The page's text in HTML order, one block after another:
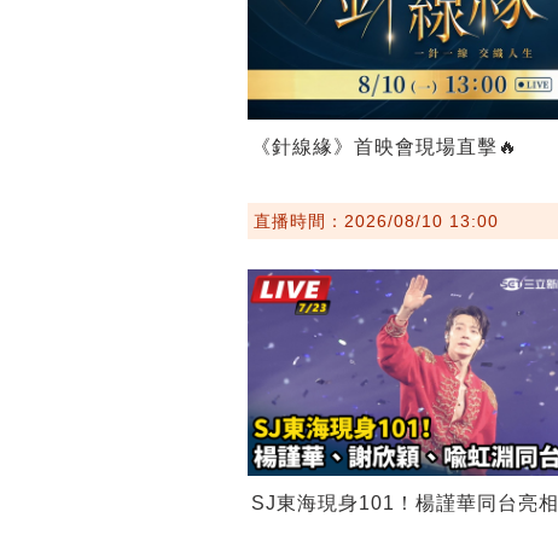
《針線緣》首映會現場直擊🔥
直播時間：2026/08/10 13:00
SJ東海現身101！楊謹華同台亮相